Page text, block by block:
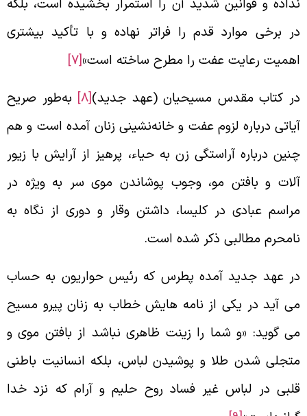
و قوانین شدید آن را استمرار بخشیده است، بلکه
برخی موارد قدم را فراتر نهاده و با تأکید بیشتری
رعایت عفت را مطرح ساخته است»[7]
کتاب مقدس مسیحیان (عهد جدید)[8] به‌طور صریح
درباره لزوم عفت و خانه‌نشینی زنان آمده است و هم
درباره آراستگی زن به حیاء، پرهیز از آرایش با زیور
و بافتن مو، وجوب پوشاندن موی سر به ویژه در
عبادی در کلیسا، داشتن وقار و دوری از نگاه به
مطالبی ذکر شده است.
عهد جدید آمده پطرس که رئیس حواریون به حساب
آید در یکی از نامه هایش خطاب به زنان پیرو مسیح
گوید: «و شما را زینت ظاهری نباشد از بافتن موی و
شدن طلا و پوشیدن لباس، بلکه انسانیت باطنی
در لباس غیر فساد روح حلیم و آرام که نزد خدا